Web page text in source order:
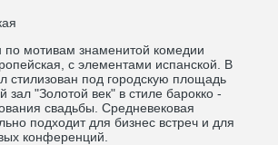
мотивам знаменитой комедии
с элементами испанской. В
стилизован под городскую площадь
"Золотой век" в стиле барокко -
свадьбы. Средневековая
подходит для бизнес встреч и для
конференций.